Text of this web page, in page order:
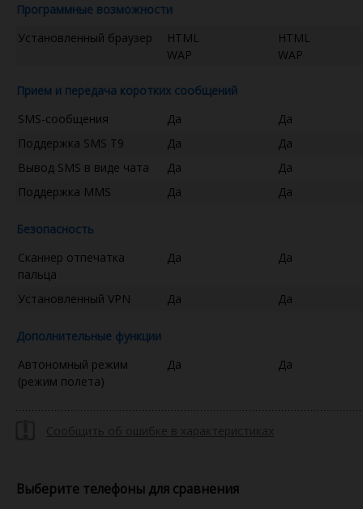
Программные возможности
Установленный браузер
HTML
WAP
HTML
WAP
Прием и передача коротких сообщений
SMS-сообщения
Да
Да
Поддержка SMS T9
Да
Да
Вывод SMS в виде чата
Да
Да
Поддержка MMS
Да Да
Безопасность
Сканнер отпечатка
пальца
Да Да
Установленный VPN Да Да
Дополнительные функции
Автономный режим
(режим полета)
Да Да
Выберите телефоны для сравнения